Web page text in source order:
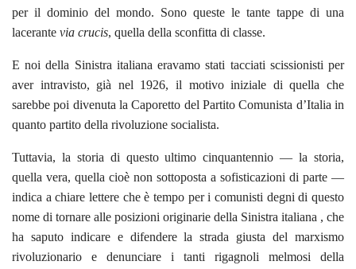
per il dominio del mondo. Sono queste le tante tappe di una
lacerante via crucis, quella della sconfitta di classe.
E noi della Sinistra italiana eravamo stati tacciati scissionisti per
aver intravisto, già nel 1926, il motivo iniziale di quella che
sarebbe poi divenuta la Caporetto del Partito Comunista d’Italia in
quanto partito della rivoluzione socialista.
Tuttavia, la storia di questo ultimo cinquantennio — la storia,
quella vera, quella cioè non sottoposta a sofisticazioni di parte —
indica a chiare lettere che è tempo per i comunisti degni di questo
nome di tornare alle posizioni originarie della Sinistra italiana , che
ha saputo indicare e difendere la strada giusta del marxismo
rivoluzionario e denunciare i tanti rigagnoli melmosi della